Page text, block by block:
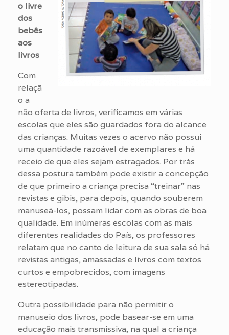
o livre
dos
bebês
aos
livros
Com
relaçã
o a
não oferta de livros, verificamos em várias
escolas que eles são guardados fora do alcance
das crianças. Muitas vezes o acervo não possui
uma quantidade razoável de exemplares e há
receio de que eles sejam estragados. Por trás
dessa postura também pode existir a concepção
de que primeiro a criança precisa “treinar” nas
revistas e gibis, para depois, quando souberem
manuseá-los, possam lidar com as obras de boa
qualidade. Em inúmeras escolas com as mais
diferentes realidades do País, os professores
relatam que no canto de leitura de sua sala só há
revistas antigas, amassadas e livros com textos
curtos e empobrecidos, com imagens
estereotipadas.
Outra possibilidade para não permitir o
manuseio dos livros, pode basear-se em uma
educação mais transmissiva, na qual a criança